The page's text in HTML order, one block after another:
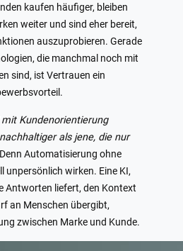
kaufen häufiger, bleiben
weiter und sind eher bereit,
auszuprobieren. Gerade
die manchmal noch mit
sind, ist Vertrauen ein
Kundenorientierung
als jene, die nur
Denn Automatisierung ohne
unpersönlich wirken. Eine KI,
Antworten liefert, den Kontext
an Menschen übergibt,
zwischen Marke und Kunde.